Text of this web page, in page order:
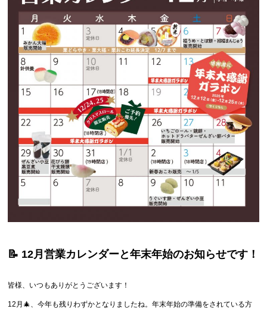
📝 12月営業カレンダーと年末年始のお知らせです！
皆様、いつもありがとうございます！
12月🎄、今年も残りわずかとなりましたね。年末年始の準備をされている方